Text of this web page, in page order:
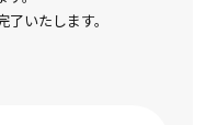
いたします。